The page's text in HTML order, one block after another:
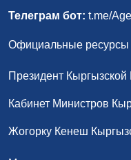
Телеграм бот: t.me/
Официальные ресурсы
Президент Кыргызской
Кабинет Министров
Жогорку Кенеш